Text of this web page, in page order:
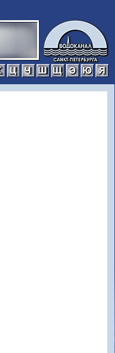
т у ф х ц ч ш